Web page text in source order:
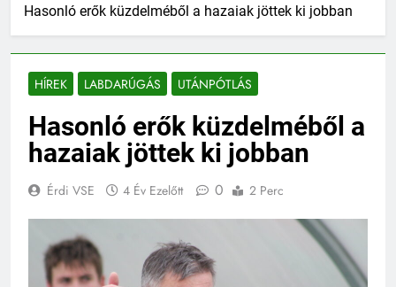
Hasonló erők küzdelméből a hazaiak jöttek ki jobban
HÍREK LABDARÚGÁS UTÁNPÓTLÁS
Hasonló erők küzdelméből a
hazaiak jöttek ki jobban
Érdi VSE 4 Év Ezelőtt 0 2 Perc